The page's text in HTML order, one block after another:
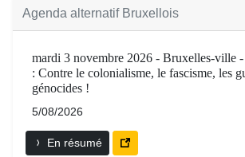
Agenda alternatif Bruxellois
mardi 3 novembre 2026 - Bruxelles-ville -
: Contre le colonialisme, le fascisme, les
génocides !
5/08/2026
En résumé